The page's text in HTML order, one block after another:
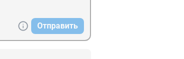
Отправить